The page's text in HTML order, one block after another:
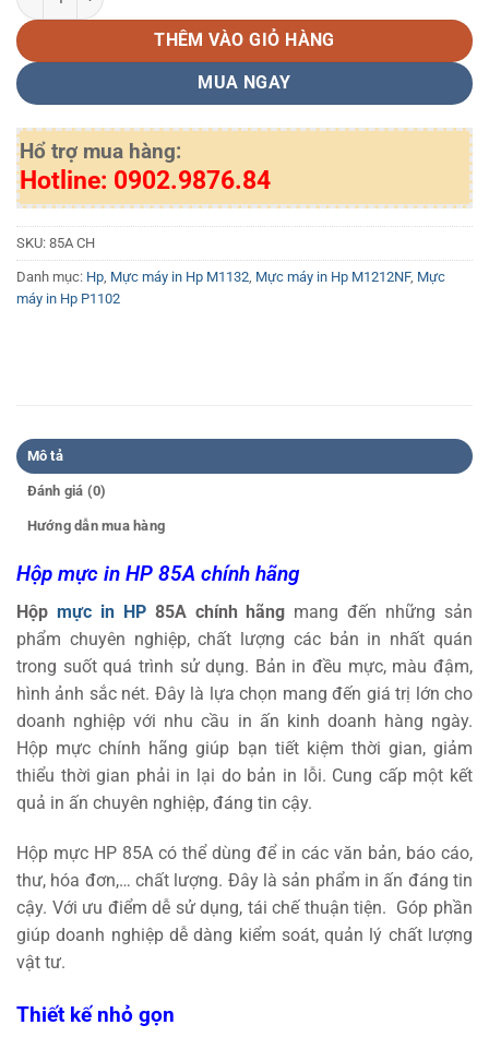
THÊM VÀO GIỎ HÀNG
MUA NGAY
Hổ trợ mua hàng:
Hotline: 0902.9876.84
SKU: 85A CH
Danh mục: Hp Mực máy in Hp M1132 Mực máy in Hp M1212NF, Mực
máy in Hp P1102
Mô tả
Đánh giá (0)
Hướng dẫn mua hàng
Hộp mực in HP 85A chính hãng
Hộp mực in HP85A chính hãng mang đến những sản
phẩm chuyên nghiệp, chất lượng các bản in nhất quán
trong suốt quá trình sử dụng. Bản in đều mực, màu đậm,
hình ảnh sắc nét. Đây là lựa chọn mang đến giá trị lớn cho
doanh nghiệp với nhu cầu in ấn kinh doanh hàng ngày.
Hộp mực chính hãng giúp bạn tiết kiệm thời gian, giảm
thiểu thời gian phải in lại do bản in lỗi. Cung cấp một kết
quả in ấn chuyên nghiệp, đáng tin cậy.
Hộp mực HP 85A có thể dùng để in các văn bản, báo cáo,
thư, hóa đơn,… chất lượng. Đây là sản phẩm in ấn đáng tin
cậy. Với ưu điểm dễ sử dụng, tái chế thuận tiện. Góp phần
giúp doanh nghiệp dễ dàng kiểm soát, quản lý chất lượng
vật tư.
Thiết kế nhỏ gọn